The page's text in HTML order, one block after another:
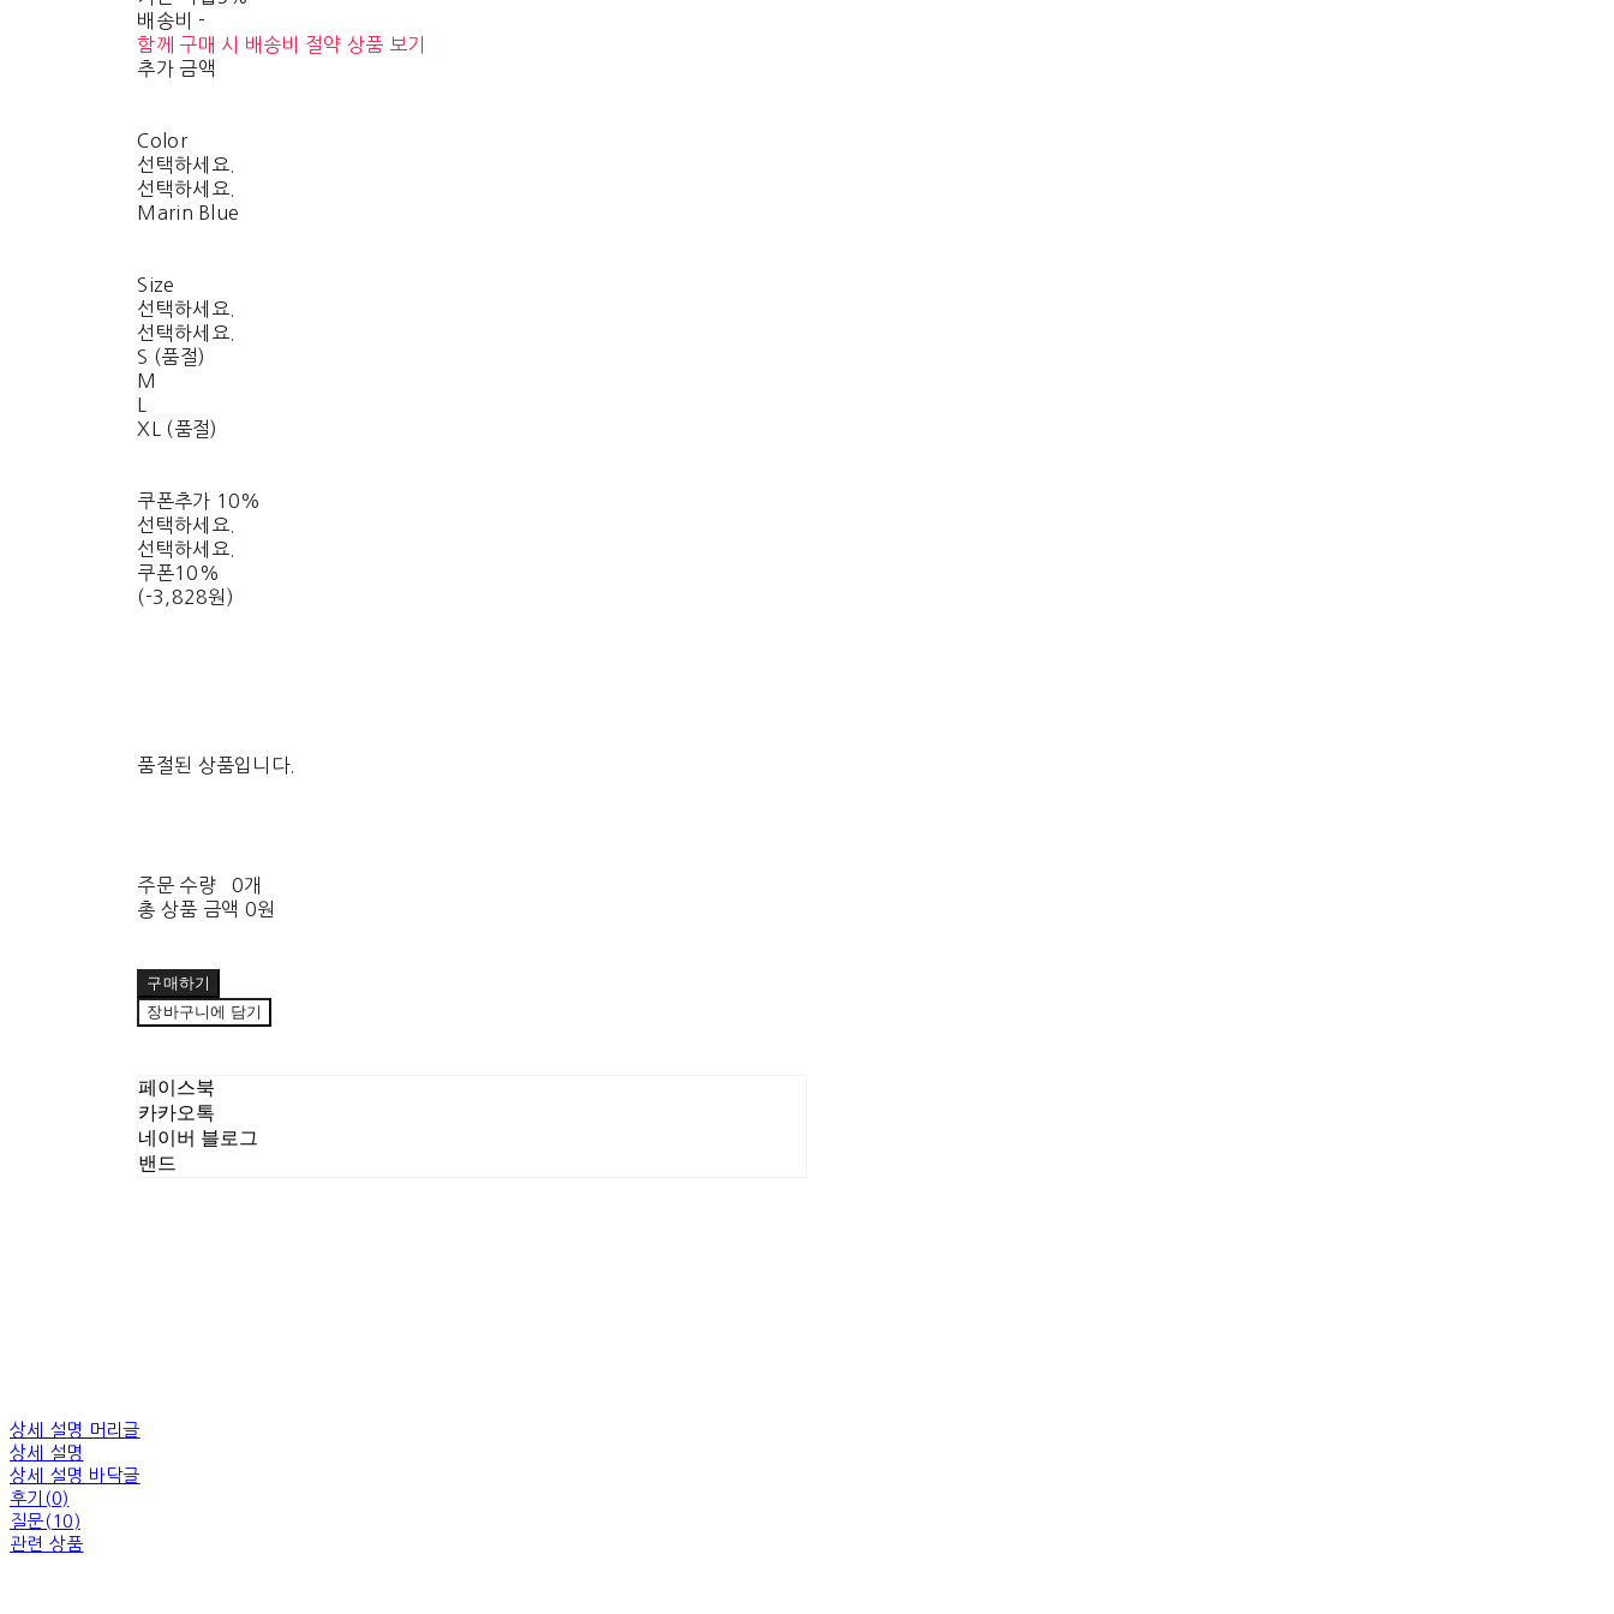
배송비 -
함께 구매 시 배송비 절약 상품 보기
추가 금액
Color
선택하세요.
선택하세요.
Marin Blue
Size
선택하세요.
선택하세요.
S (품절)
M
XL (품절)
쿠폰추가 10%
선택하세요.
선택하세요.
쿠폰10%
(-3,828원)
품절된 상품입니다.
주문 수량
0개
총 상품 금액 0원
구매하기
장바구니에 담기
페이스북
카카오톡
네이버 블로그
밴드
상세 설명 머리글
상세 설명
상세 설명 바닥글
후기(0)
질문(10)
관련 상품